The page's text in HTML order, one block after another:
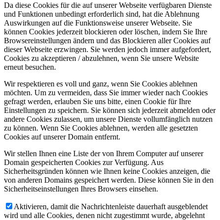
Da diese Cookies für die auf unserer Webseite verfügbaren Dienste
und Funktionen unbedingt erforderlich sind, hat die Ablehnung
Auswirkungen auf die Funktionsweise unserer Webseite. Sie
können Cookies jederzeit blockieren oder löschen, indem Sie Ihre
Browsereinstellungen ändern und das Blockieren aller Cookies auf
dieser Webseite erzwingen. Sie werden jedoch immer aufgefordert,
Cookies zu akzeptieren / abzulehnen, wenn Sie unsere Website
erneut besuchen.
Wir respektieren es voll und ganz, wenn Sie Cookies ablehnen
möchten. Um zu vermeiden, dass Sie immer wieder nach Cookies
gefragt werden, erlauben Sie uns bitte, einen Cookie für Ihre
Einstellungen zu speichern. Sie können sich jederzeit abmelden oder
andere Cookies zulassen, um unsere Dienste vollumfänglich nutzen
zu können. Wenn Sie Cookies ablehnen, werden alle gesetzten
Cookies auf unserer Domain entfernt.
Wir stellen Ihnen eine Liste der von Ihrem Computer auf unserer
Domain gespeicherten Cookies zur Verfügung. Aus
Sicherheitsgründen können wie Ihnen keine Cookies anzeigen, die
von anderen Domains gespeichert werden. Diese können Sie in den
Sicherheitseinstellungen Ihres Browsers einsehen.
Aktivieren, damit die Nachrichtenleiste dauerhaft ausgeblendet
wird und alle Cookies, denen nicht zugestimmt wurde, abgelehnt